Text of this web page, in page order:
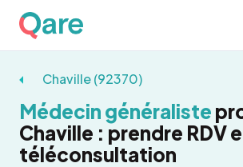
Chaville (92370)
Médecin généraliste
Chaville : prendre RDV
téléconsultation